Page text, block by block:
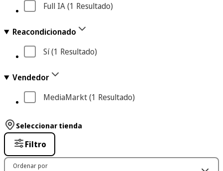
Full IA (1 Resultado)
Reacondicionado
Sí (1 Resultado)
Vendedor
MediaMarkt (1 Resultado)
Seleccionar tienda
Filtro
Ordenar por